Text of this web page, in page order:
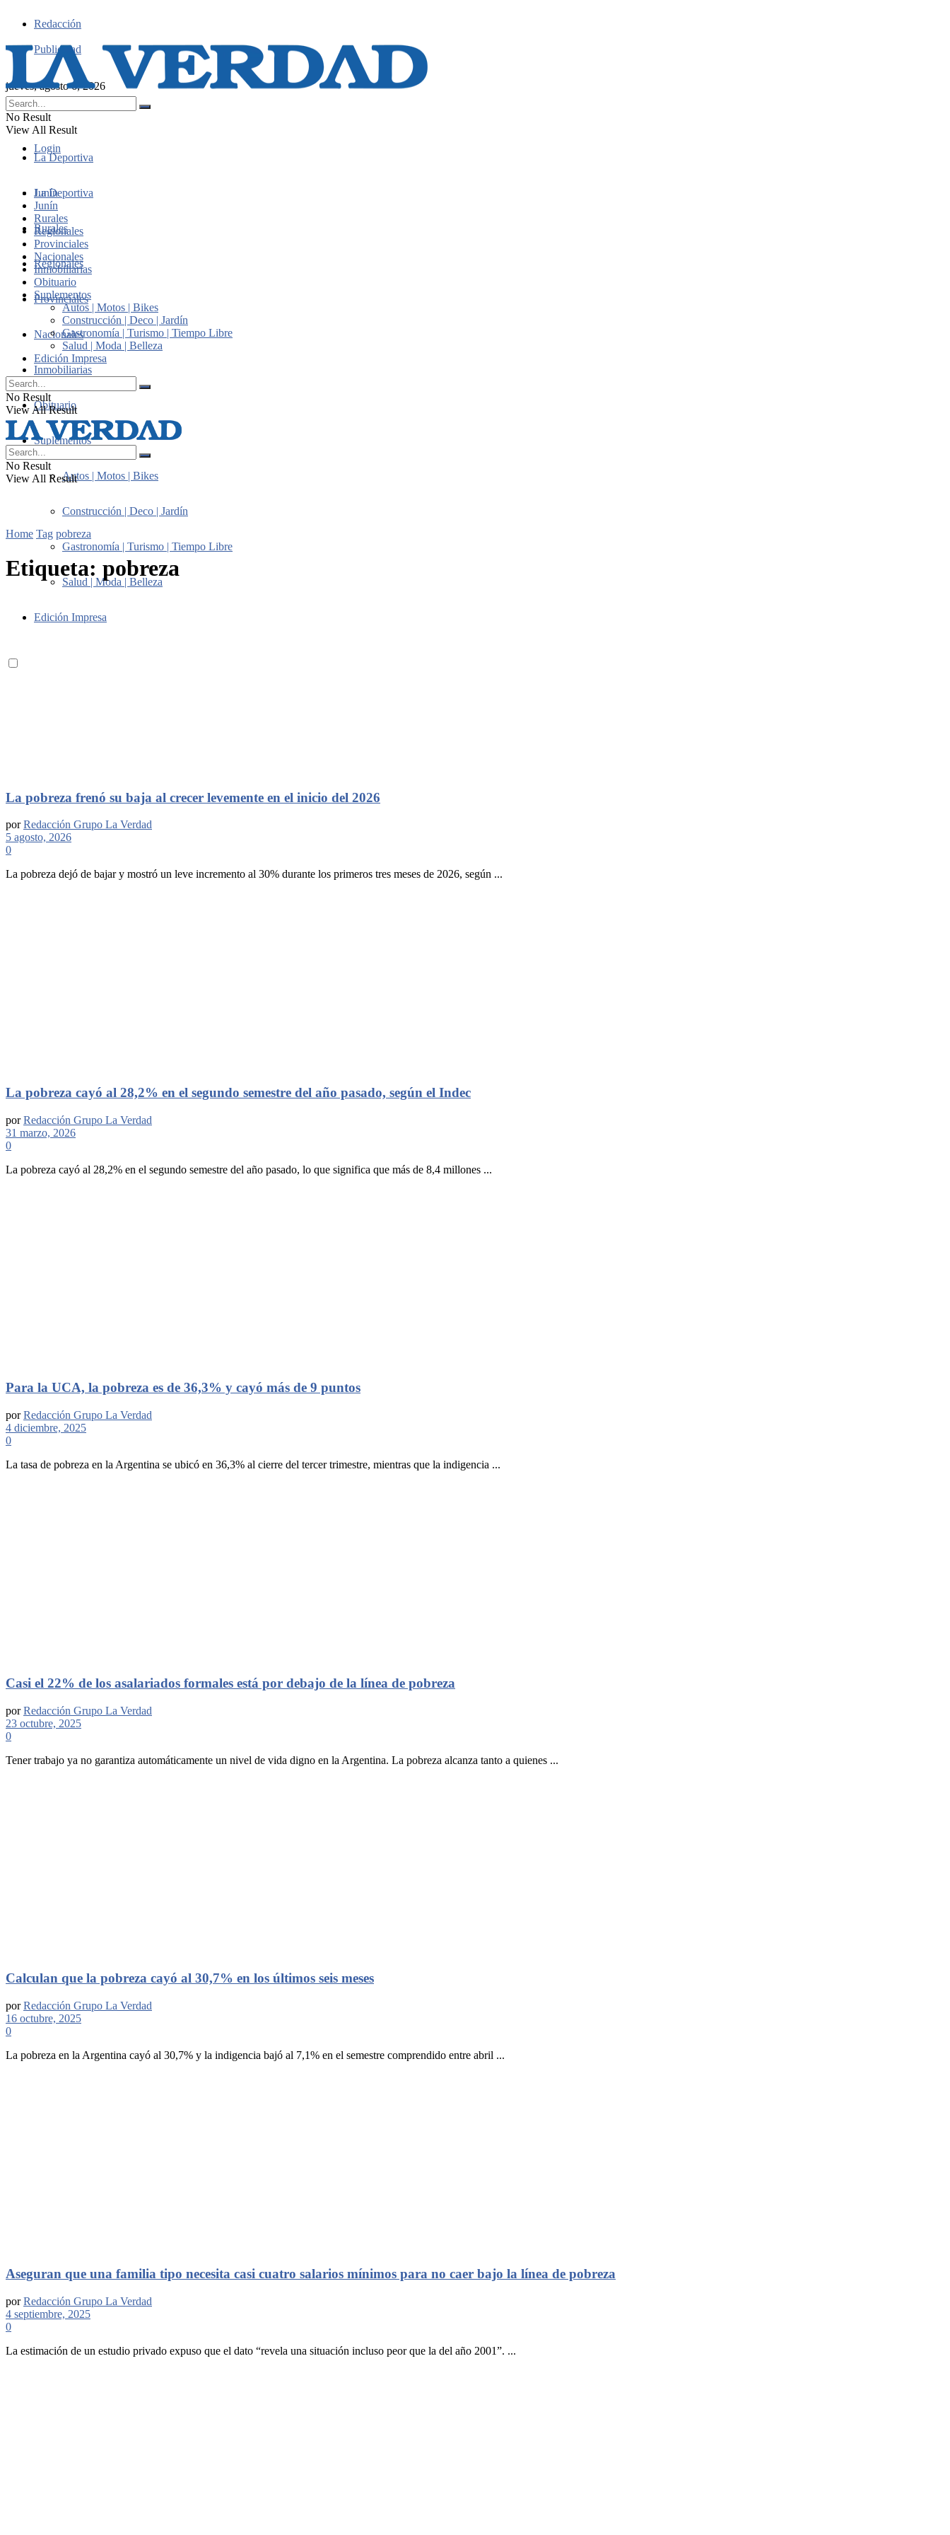
Redacción
Publicidad
jueves, agosto 6, 2026
Login
No Result
View All Result
La Deportiva
Junín
Rurales
Regionales
Provinciales
Nacionales
Inmobiliarias
Obituario
Suplementos
Autos | Motos | Bikes
Construcción | Deco | Jardín
Gastronomía | Turismo | Tiempo Libre
Salud | Moda | Belleza
Edición Impresa
La Deportiva
Junín
Rurales
Regionales
Provinciales
Nacionales
Inmobiliarias
Obituario
Suplementos
Autos | Motos | Bikes
Construcción | Deco | Jardín
Gastronomía | Turismo | Tiempo Libre
Salud | Moda | Belleza
Edición Impresa
No Result
View All Result
No Result
View All Result
Home Tag pobreza
Etiqueta: pobreza
La pobreza frenó su baja al crecer levemente en el inicio del 2026
por Redacción Grupo La Verdad
5 agosto, 2026
0
La pobreza dejó de bajar y mostró un leve incremento al 30% durante los primeros tres meses de 2026, según ...
La pobreza cayó al 28,2% en el segundo semestre del año pasado, según el Indec
por Redacción Grupo La Verdad
31 marzo, 2026
0
La pobreza cayó al 28,2% en el segundo semestre del año pasado, lo que significa que más de 8,4 millones ...
Para la UCA, la pobreza es de 36,3% y cayó más de 9 puntos
por Redacción Grupo La Verdad
4 diciembre, 2025
0
La tasa de pobreza en la Argentina se ubicó en 36,3% al cierre del tercer trimestre, mientras que la indigencia ...
Casi el 22% de los asalariados formales está por debajo de la línea de pobreza
por Redacción Grupo La Verdad
23 octubre, 2025
0
Tener trabajo ya no garantiza automáticamente un nivel de vida digno en la Argentina. La pobreza alcanza tanto a quienes ...
Calculan que la pobreza cayó al 30,7% en los últimos seis meses
por Redacción Grupo La Verdad
16 octubre, 2025
0
La pobreza en la Argentina cayó al 30,7% y la indigencia bajó al 7,1% en el semestre comprendido entre abril ...
Aseguran que una familia tipo necesita casi cuatro salarios mínimos para no caer bajo la línea de pobreza
por Redacción Grupo La Verdad
4 septiembre, 2025
0
La estimación de un estudio privado expuso que el dato “revela una situación incluso peor que la del año 2001”. ...